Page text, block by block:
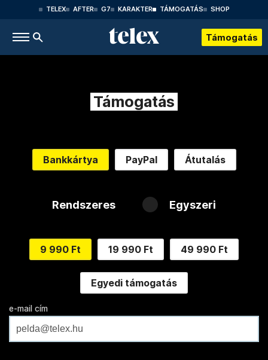
TELEX AFTER G7 KARAKTER TÁMOGATÁS SHOP
Támogatás
Támogatás
Bankkártya PayPal Átutalás
Rendszeres Egyszeri
9 990 Ft 19 990 Ft 49 990 Ft
Egyedi támogatás
e-mail cím